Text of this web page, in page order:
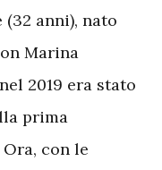
anni), nato
Marina
2019 era stato
prima
con le